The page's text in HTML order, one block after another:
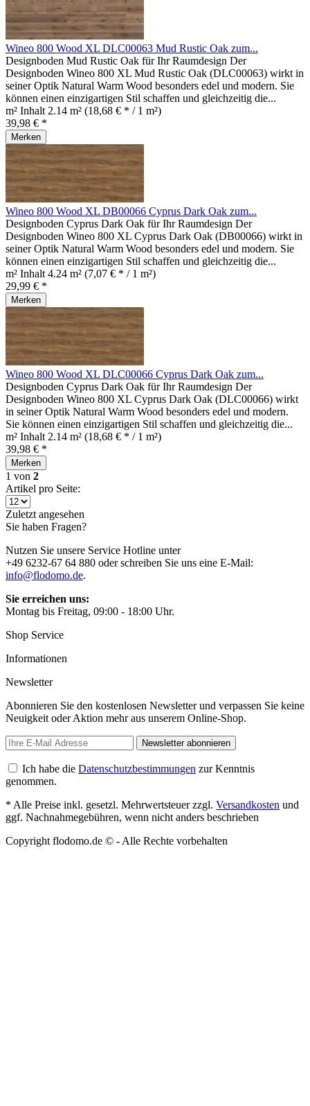
Wineo 800 Wood XL DLC00063 Mud Rustic Oak zum...
Designboden Mud Rustic Oak für Ihr Raumdesign Der
Designboden Wineo 800 XL Mud Rustic Oak (DLC00063) wirkt in
seiner Optik Natural Warm Wood besonders edel und modern. Sie
können einen einzigartigen Stil schaffen und gleichzeitig die...
m² Inhalt 2.14 m² (18,68 € * / 1 m²)
39,98 € *
Merken
Wineo 800 Wood XL DB00066 Cyprus Dark Oak zum...
Designboden Cyprus Dark Oak für Ihr Raumdesign Der
Designboden Wineo 800 XL Cyprus Dark Oak (DB00066) wirkt in
seiner Optik Natural Warm Wood besonders edel und modern. Sie
können einen einzigartigen Stil schaffen und gleichzeitig die...
m² Inhalt 4.24 m² (7,07 € * / 1 m²)
29,99 € *
Merken
Wineo 800 Wood XL DLC00066 Cyprus Dark Oak zum...
Designboden Cyprus Dark Oak für Ihr Raumdesign Der
Designboden Wineo 800 XL Cyprus Dark Oak (DLC00066) wirkt
in seiner Optik Natural Warm Wood besonders edel und modern.
Sie können einen einzigartigen Stil schaffen und gleichzeitig die...
m² Inhalt 2.14 m² (18,68 € * / 1 m²)
39,98 € *
Merken
1 von 2
Artikel pro Seite:
Zuletzt angesehen
Sie haben Fragen?
Nutzen Sie unsere Service Hotline unter
+49 6232-67 64 880 oder schreiben Sie uns eine E-Mail:
info@flodomo.de.
Sie erreichen uns:
Montag bis Freitag, 09:00 - 18:00 Uhr.
Shop Service
Informationen
Newsletter
Abonnieren Sie den kostenlosen Newsletter und verpassen Sie keine
Neuigkeit oder Aktion mehr aus unserem Online-Shop.
Newsletter abonnieren
Ich habe die Datenschutzbestimmungen zur Kenntnis
genommen.
* Alle Preise inkl. gesetzl. Mehrwertsteuer zzgl. Versandkosten und
ggf. Nachnahmegebühren, wenn nicht anders beschrieben
Copyright flodomo.de © - Alle Rechte vorbehalten